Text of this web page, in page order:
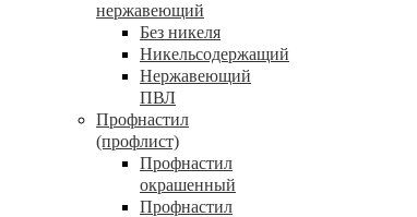
нержавеющий
Без никеля
Никельсодержащий
Нержавеющий
ПВЛ
Профнастил
(профлист)
Профнастил
окрашенный
Профнастил